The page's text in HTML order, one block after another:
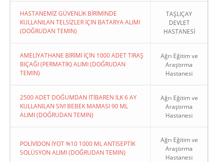
HASTANEMİZ GÜVENLİK BİRİMİNDE
KULLANILAN TELSİZLER İÇİN BATARYA ALIMI
(DOĞRUDAN TEMIN)
TAŞLIÇAY
DEVLET
HASTANESİ
AMELİYATHANE BİRİMİ İÇİN 1000 ADET TIRAŞ
BIÇAĞI (PERMATİK) ALIMI (DOĞRUDAN
TEMIN)
Ağrı Eğitim ve
Araştırma
Hastanesi
2500 ADET DOĞUMDAN İTİBAREN İLK 6 AY
KULLANILAN SIVI BEBEK MAMASI 90 ML
ALIMI (DOĞRUDAN TEMIN)
Ağrı Eğitim ve
Araştırma
Hastanesi
POLİVİDON İYOT %10 1000 ML ANTİSEPTİK
SOLÜSYON ALIMI (DOĞRUDAN TEMIN)
Ağrı Eğitim ve
Araştırma
Hastanesi